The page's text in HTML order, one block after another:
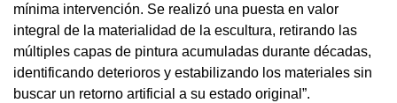
mínima intervención. Se realizó una puesta en valor
integral de la materialidad de la escultura, retirando las
múltiples capas de pintura acumuladas durante décadas,
identificando deterioros y estabilizando los materiales sin
buscar un retorno artificial a su estado original”.